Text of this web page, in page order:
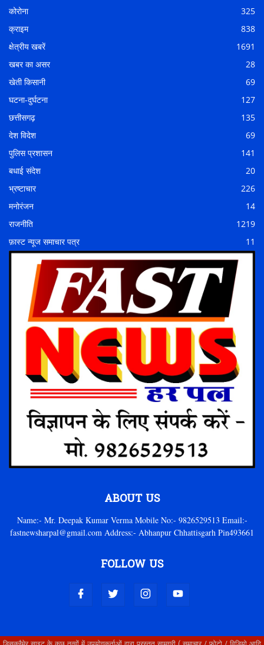
कोरोना
325
क्राइम
838
क्षेत्रीय खबरें
1691
खबर का असर
28
खेती किसानी
69
घटना-दुर्घटना
127
छत्तीसगढ़
135
देश विदेश
69
पुलिस प्रशासन
141
बधाई संदेश
20
भ्रष्टाचार
226
मनोरंजन
14
राजनीति
1219
फ़ास्ट न्यूज समाचार पत्र
11
ABOUT US
Name:- Mr. Deepak Kumar Verma Mobile No:- 9826529513 Email:-
fastnewsharpal@gmail.com Address:- Abhanpur Chhattisgarh Pin493661
FOLLOW US